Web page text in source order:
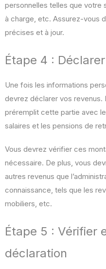
personnelles telles que votre
à charge, etc. Assurez-vous
précises et à jour.
Étape 4 :
Une fois les informations
devrez déclarer vos revenus.
préremplit cette partie avec
salaires et les pensions de
Vous devrez vérifier ces
nécessaire. De plus, vous
autres revenus que
connaissance, tels que les
mobiliers, etc.
Étape 5 : Vérifier
déclaration